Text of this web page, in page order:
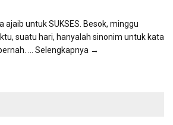
ajaib untuk SUKSES. Besok, minggu
suatu hari, hanyalah sinonim untuk kata
... Selengkapnya →